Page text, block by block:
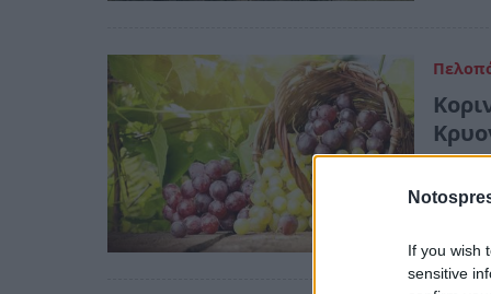
If you wish
sensitive
τον